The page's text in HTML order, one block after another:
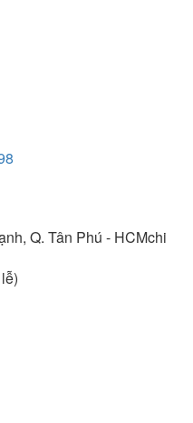
Q. Tân Phú - HCMchi